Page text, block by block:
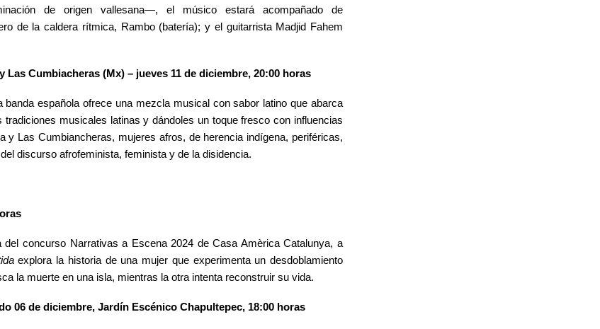
de origen vallesana—, el músico estará acompañado de
de la caldera rítmica, Rambo (batería); y el guitarrista Madjid Fahem
Las Cumbiacheras (Mx) – jueves 11 de diciembre, 20:00 horas
española ofrece una mezcla musical con sabor latino que abarca
musicales latinas y dándoles un toque fresco con influencias
y Las Cumbiancheras, mujeres afros, de herencia indígena, periféricas,
discurso afrofeminista, feminista y de la disidencia.
concurso Narrativas a Escena 2024 de Casa Amèrica Catalunya, a
explora la historia de una mujer que experimenta un desdoblamiento
la muerte en una isla, mientras la otra intenta reconstruir su vida.
06 de diciembre, Jardín Escénico Chapultepec, 18:00 horas